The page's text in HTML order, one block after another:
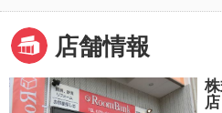
店舗情報
店